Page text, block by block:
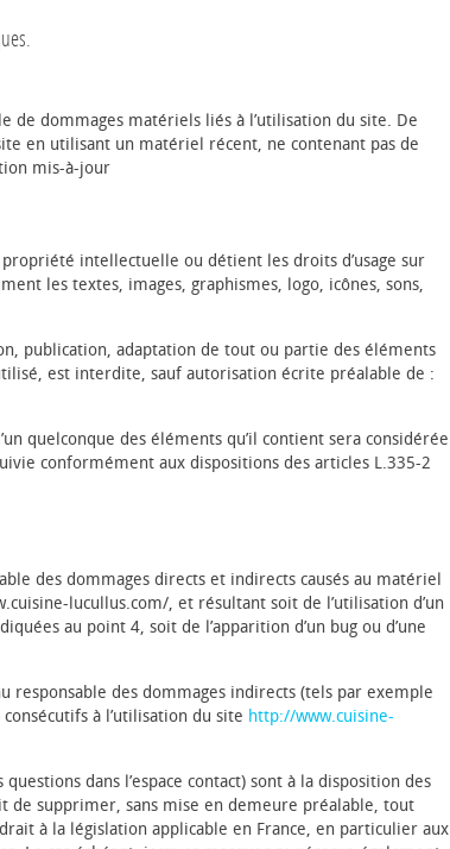
dommages matériels liés à l’utilisation du site. De
en utilisant un matériel récent, ne contenant pas de
mis-à-jour
intellectuelle ou détient les droits d’usage sur
les textes, images, graphismes, logo, icônes, sons,
publication, adaptation de tout ou partie des éléments
est interdite, sauf autorisation écrite préalable de :
quelconque des éléments qu’il contient sera considérée
conformément aux dispositions des articles L.335-2
des dommages directs et indirects causés au matériel
lucullus.com/, et résultant soit de l’utilisation d’un
au point 4, soit de l’apparition d’un bug ou d’une
responsable des dommages indirects (tels par exemple
à l’utilisation du site http://www.cuisine-
dans l’espace contact) sont à la disposition des
de supprimer, sans mise en demeure préalable, tout
à la législation applicable en France, en particulier aux